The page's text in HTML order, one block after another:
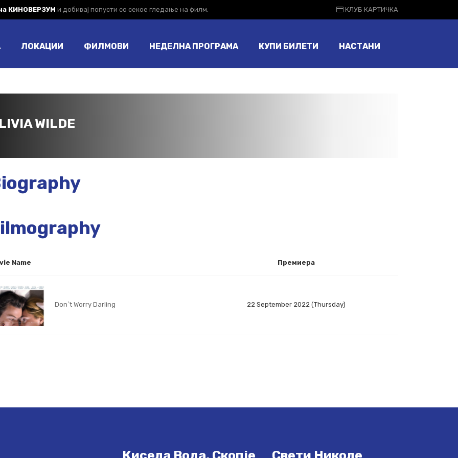
КИНОВЕРЗУМ и добивај попусти со секое гледање на филм. КЛУБ КАРТИЧКА
ЛОКАЦИИ ФИЛМОВИ НЕДЕЛНА ПРОГРАМА КУПИ БИЛЕТИ НАСТАНИ
WILDE
Name Премиера
Don`t Worry Darling 22 September 2022 (Thursday)